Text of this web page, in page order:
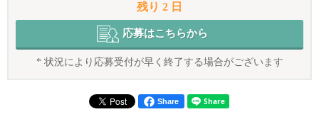
残り 2 日
応募はこちらから
* 状況により応募受付が早く終了する場合がございます
Share